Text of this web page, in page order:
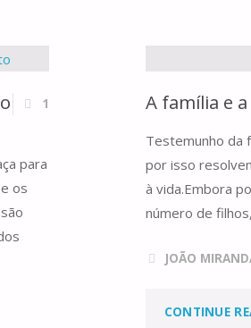
1
para
os
A família e
Testemunho da
por isso
à vida.Embora
número de
JOÃO
CONTINUE